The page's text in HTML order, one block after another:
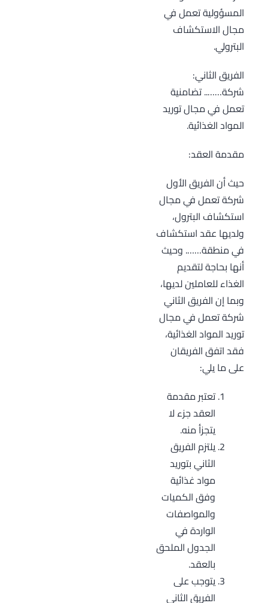
المسؤولية تعمل في
مجال الاستكشاف
البترولي.
الفريق الثاني:
شركة…….. تضامنية
تعمل في مجال توريد
المواد الغذائية.
مقدمة العقد:
حيث أن الفريق الأول
شركة تعمل في مجال
استكشاف البترول،
ولديها عقد استكشاف
في منطقة……. وحيث
أنها بحاجة لتقديم
الغذاء للعاملين لديها،
وبما إن الفريق الثاني
شركة تعمل في مجال
توريد المواد الغذائية،
فقد اتفق الفريقان
على ما يلي:
تعتبر مقدمة
العقد جزء لا
يتجزأ منه.
يلتزم الفريق
الثاني بتوريد
مواد غذائية
وفق الكميات
والمواصفات
الواردة في
الجدول الملحق
بالعقد.
يتوجب على
الفريق الثاني